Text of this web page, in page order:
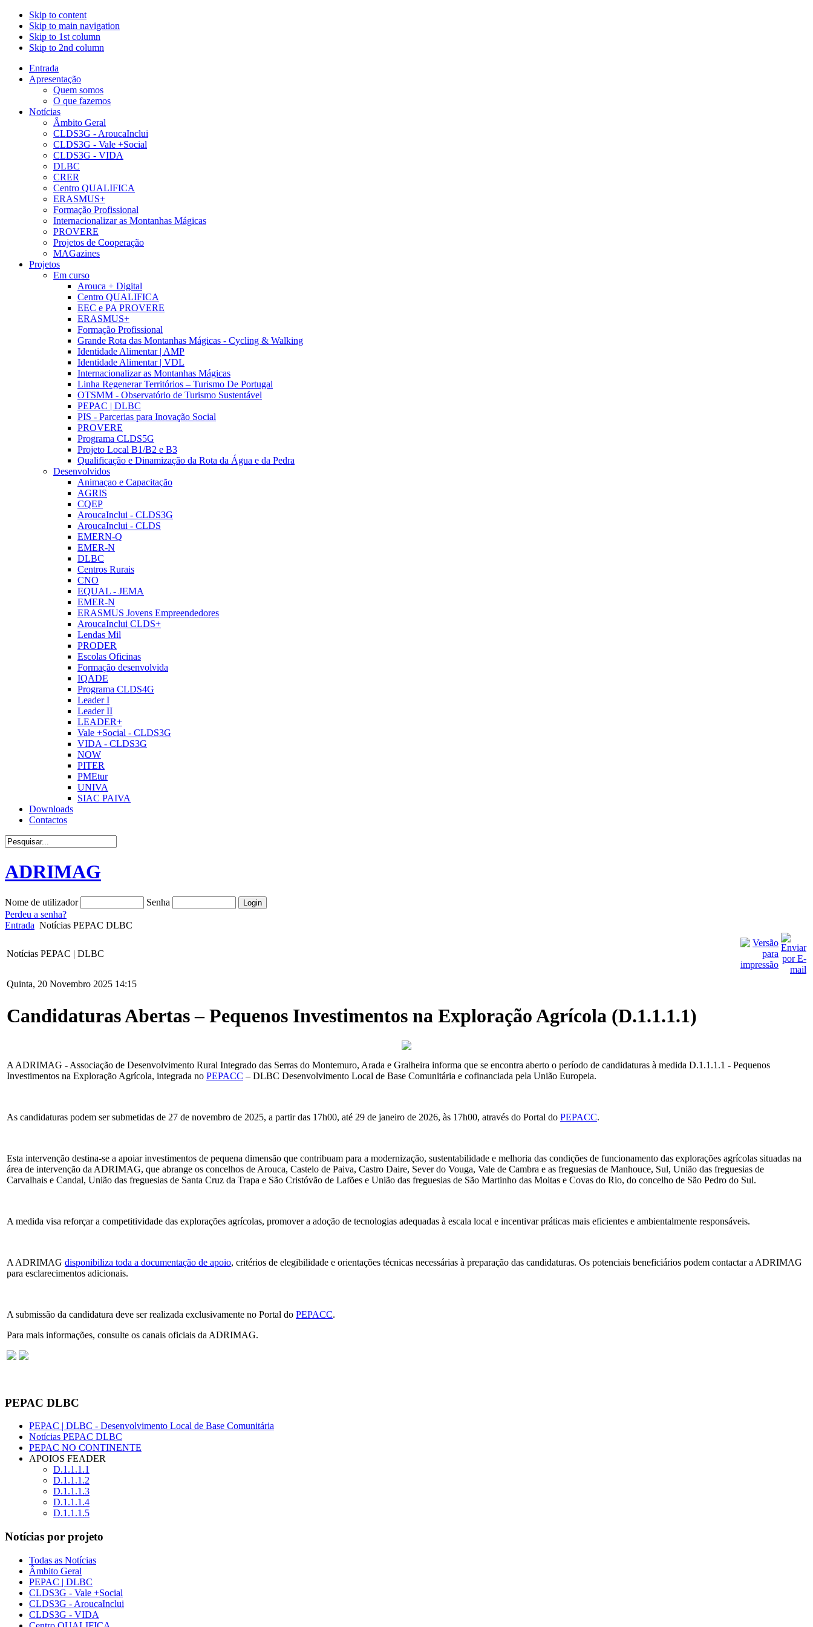
Skip to content
Skip to main navigation
Skip to 1st column
Skip to 2nd column
Entrada
Apresentação
Quem somos
O que fazemos
Notícias
Âmbito Geral
CLDS3G - AroucaInclui
CLDS3G - Vale +Social
CLDS3G - VIDA
DLBC
CRER
Centro QUALIFICA
ERASMUS+
Formação Profissional
Internacionalizar as Montanhas Mágicas
PROVERE
Projetos de Cooperação
MAGazines
Projetos
Em curso
Arouca + Digital
Centro QUALIFICA
EEC e PA PROVERE
ERASMUS+
Formação Profissional
Grande Rota das Montanhas Mágicas - Cycling & Walking
Identidade Alimentar | AMP
Identidade Alimentar | VDL
Internacionalizar as Montanhas Mágicas
Linha Regenerar Territórios – Turismo De Portugal
OTSMM - Observatório de Turismo Sustentável
PEPAC | DLBC
PIS - Parcerias para Inovação Social
PROVERE
Programa CLDS5G
Projeto Local B1/B2 e B3
Qualificação e Dinamização da Rota da Água e da Pedra
Desenvolvidos
Animaçao e Capacitação
AGRIS
CQEP
AroucaInclui - CLDS3G
AroucaInclui - CLDS
EMERN-Q
EMER-N
DLBC
Centros Rurais
CNO
EQUAL - JEMA
EMER-N
ERASMUS Jovens Empreendedores
AroucaInclui CLDS+
Lendas Mil
PRODER
Escolas Oficinas
Formação desenvolvida
IQADE
Programa CLDS4G
Leader I
Leader II
LEADER+
Vale +Social - CLDS3G
VIDA - CLDS3G
NOW
PITER
PMEtur
UNIVA
SIAC PAIVA
Downloads
Contactos
ADRIMAG
Nome de utilizador
Senha
Perdeu a senha?
Entrada Notícias PEPAC DLBC
Notícias PEPAC | DLBC
Quinta, 20 Novembro 2025 14:15
Candidaturas Abertas – Pequenos Investimentos na Exploração Agrícola (D.1.1.1.1)
A ADRIMAG - Associação de Desenvolvimento Rural Integrado das Serras do Montemuro, Arada e Gralheira informa que se encontra aberto o período de candidaturas à medida D.1.1.1.1 - Pequenos
Investimentos na Exploração Agrícola, integrada no PEPACC – DLBC Desenvolvimento Local de Base Comunitária e cofinanciada pela União Europeia.
As candidaturas podem ser submetidas de 27 de novembro de 2025, a partir das 17h00, até 29 de janeiro de 2026, às 17h00, através do Portal do PEPACC.
Esta intervenção destina-se a apoiar investimentos de pequena dimensão que contribuam para a modernização, sustentabilidade e melhoria das condições de funcionamento das explorações agrícolas situadas na
área de intervenção da ADRIMAG, que abrange os concelhos de Arouca, Castelo de Paiva, Castro Daire, Sever do Vouga, Vale de Cambra e as freguesias de Manhouce, Sul, União das freguesias de
Carvalhais e Candal, União das freguesias de Santa Cruz da Trapa e São Cristóvão de Lafões e União das freguesias de São Martinho das Moitas e Covas do Rio, do concelho de São Pedro do Sul.
A medida visa reforçar a competitividade das explorações agrícolas, promover a adoção de tecnologias adequadas à escala local e incentivar práticas mais eficientes e ambientalmente responsáveis.
A ADRIMAG disponibiliza toda a documentação de apoio, critérios de elegibilidade e orientações técnicas necessárias à preparação das candidaturas. Os potenciais beneficiários podem contactar a ADRIMAG
para esclarecimentos adicionais.
A submissão da candidatura deve ser realizada exclusivamente no Portal do PEPACC.
Para mais informações, consulte os canais oficiais da ADRIMAG.
PEPAC DLBC
PEPAC | DLBC - Desenvolvimento Local de Base Comunitária
Notícias PEPAC DLBC
PEPAC NO CONTINENTE
APOIOS FEADER
D.1.1.1.1
D.1.1.1.2
D.1.1.1.3
D.1.1.1.4
D.1.1.1.5
Notícias por projeto
Todas as Notícias
Âmbito Geral
PEPAC | DLBC
CLDS3G - Vale +Social
CLDS3G - AroucaInclui
CLDS3G - VIDA